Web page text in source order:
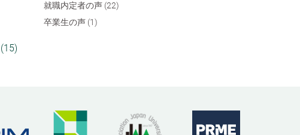
就職内定者の声 (22)
卒業生の声 (1)